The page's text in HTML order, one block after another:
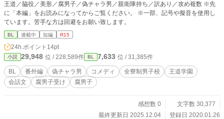
王道／脇役／美形／腐男子／偽チャラ男／親衛隊持ち／訳あり／攻め複数 ※先
に「本編」をお読みになってからご覧ください。 ※一部、記号や擬音を使用し
ています。苦手な方は回避をお願い致します。
BL 連載中 短編 R15
24h.ポイント 14pt
小説 29,948 位 / 228,589件 BL 7,633 位 / 31,385件
BL 番外編 偽チャラ男 コメディ 全寮制男子校
王道学園
会話文
腐男子受け 腐男子
感想数 0
文字数 30,377
最終更新日 2025.12.04
登録日 2020.01.26